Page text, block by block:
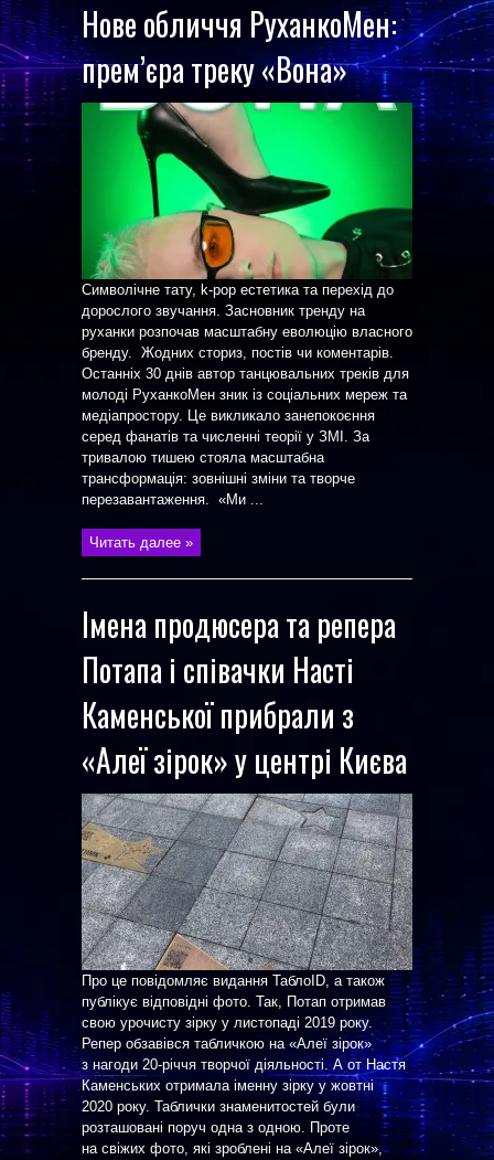
Нове обличчя РуханкоМен:
прем’єра треку «Вона»
Символічне тату, k-pop естетика та перехід до
дорослого звучання. Засновник тренду на
руханки розпочав масштабну еволюцію власного
бренду. Жодних сториз, постів чи коментарів.
Останніх 30 днів автор танцювальних треків для
молоді РуханкоМен зник із соціальних мереж та
медіапростору. Це викликало занепокоєння
серед фанатів та численні теорії у ЗМІ. За
тривалою тишею стояла масштабна
трансформація: зовнішні зміни та творче
перезавантаження. «Ми ...
Читать далее »
Імена продюсера та репера
Потапа і співачки Насті
Каменської прибрали з
«Алеї зірок» у центрі Києва
Про це повідомляє видання ТаблоID, а також
публікує відповідні фото. Так, Потап отримав
свою урочисту зірку у листопаді 2019 року.
Репер обзавівся табличкою на «Алеї зірок»
з нагоди 20-річчя творчої діяльності. А от Настя
Каменських отримала іменну зірку у жовтні
2020 року. Таблички знаменитостей були
розташовані поруч одна з одною. Проте
на свіжих фото, які зроблені на «Алеї зірок»,